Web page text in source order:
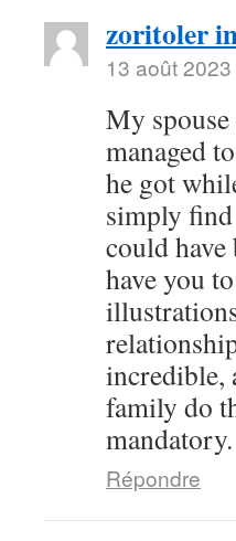
zoritoler
13 août
My
managed
he got
simply
could
have you
incredible,
family do
Répondre